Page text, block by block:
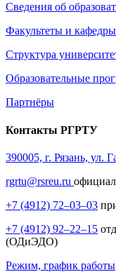
Сведения об
Факультеты и кафедры
Структура
Образовательные
Партнёры
Контакты РГРТУ
390005, г. Рязань, ул.
rgrtu@rsreu.ru
+7 (4912) 72–03–03
+7 (4912) 92–22–15
(ОДиЭДО)
Режим, график работы